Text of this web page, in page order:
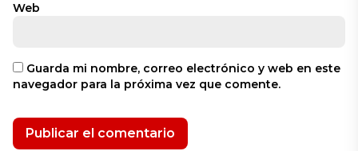
Web
Guarda mi nombre, correo electrónico y web en este
navegador para la próxima vez que comente.